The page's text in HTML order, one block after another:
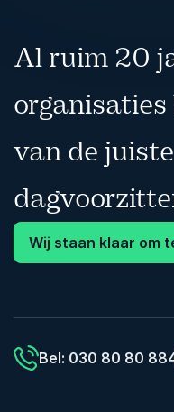
Al ruim 20
van de
Wij staan klaar om
Bel: 030 80 80